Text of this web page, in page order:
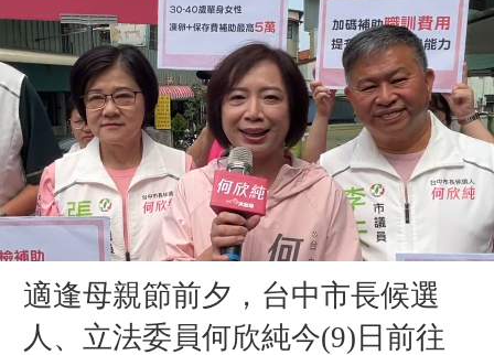
適逢母親節前夕，台中市長候選
人、立法委員何欣純今(9)日前往